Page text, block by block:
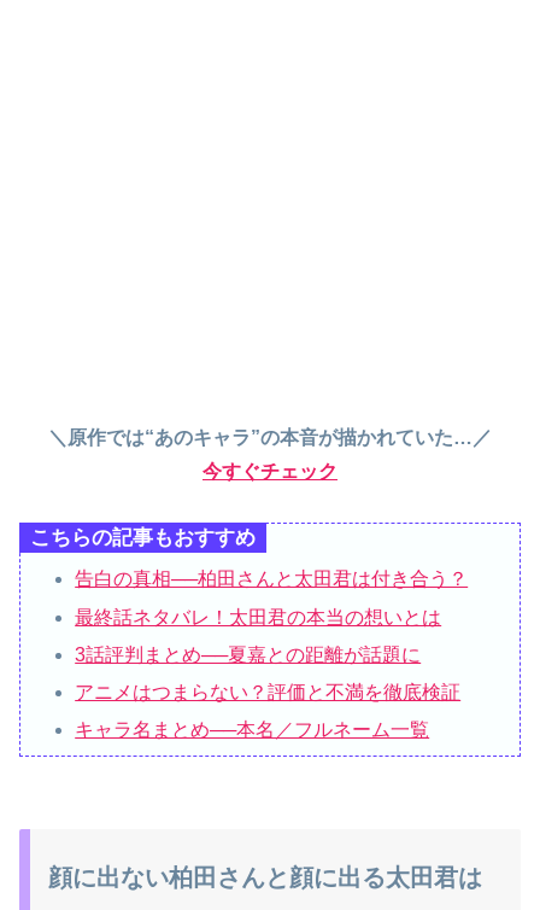
＼原作では“あのキャラ”の本音が描かれていた…／
今すぐチェック
こちらの記事もおすすめ
告白の真相──柏田さんと太田君は付き合う？
最終話ネタバレ！太田君の本当の想いとは
3話評判まとめ──夏嘉との距離が話題に
アニメはつまらない？評価と不満を徹底検証
キャラ名まとめ──本名／フルネーム一覧
顔に出ない柏田さんと顔に出る太田君は